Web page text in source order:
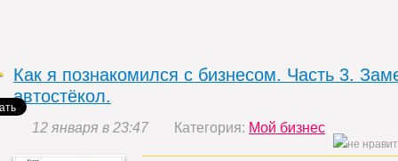
Как я познакомился с бизнесом. Часть 3.
автостёкол.
12 января в 23:47 Категория: Мой бизнес